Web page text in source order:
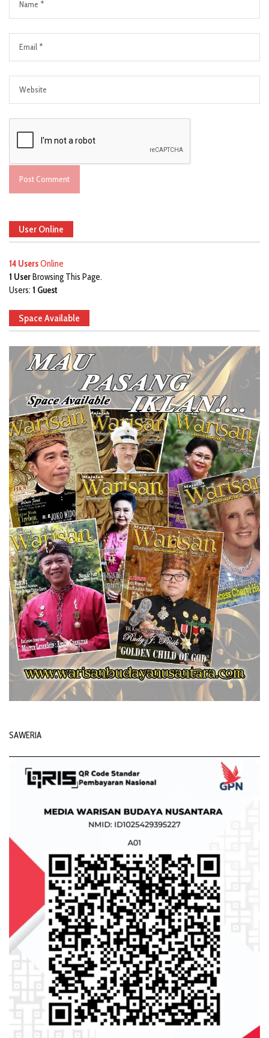
User Online
14 UsersOnline
1 UserBrowsing This Page.
Users: 1 Guest
Space Available
SAWERIA